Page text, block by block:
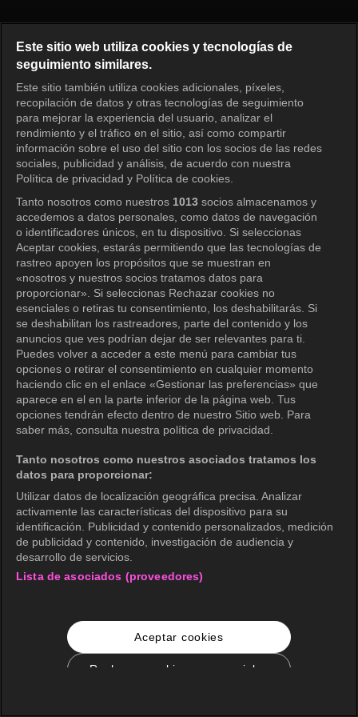
Iniciar sesión
Este sitio web utiliza cookies y tecnologías de
seguimiento similares.
Este sitio también utiliza cookies adicionales, píxeles,
recopilación de datos y otras tecnologías de seguimiento
para mejorar la experiencia del usuario, analizar el
rendimiento y el tráfico en el sitio, así como compartir
información sobre el uso del sitio con los socios de las redes
sociales, publicidad y análisis, de acuerdo con nuestra
Política de privacidad y Política de cookies.
Tanto nosotros como nuestros 1013 socios almacenamos y
accedemos a datos personales, como datos de navegación
o identificadores únicos, en tu dispositivo. Si seleccionas
Aceptar cookies, estarás permitiendo que las tecnologías de
rastreo apoyen los propósitos que se muestran en
«nosotros y nuestros socios tratamos datos para
proporcionar». Si seleccionas Rechazar cookies no
esenciales o retiras tu consentimiento, los deshabilitarás. Si
se deshabilitan los rastreadores, parte del contenido y los
anuncios que ves podrían dejar de ser relevantes para ti.
Puedes volver a acceder a este menú para cambiar tus
opciones o retirar el consentimiento en cualquier momento
haciendo clic en el enlace «Gestionar las preferencias» que
aparece en el en la parte inferior de la página web. Tus
opciones tendrán efecto dentro de nuestro Sitio web. Para
saber más, consulta nuestra política de privacidad.
Tanto nosotros como nuestros asociados tratamos los
datos para proporcionar:
Utilizar datos de localización geográfica precisa. Analizar
activamente las características del dispositivo para su
identificación. Publicidad y contenido personalizados, medición
de publicidad y contenido, investigación de audiencia y
desarrollo de servicios.
Lista de asociados (proveedores)
Aceptar cookies
Rechazar cookies no esenciales